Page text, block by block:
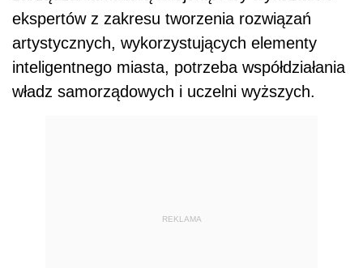
ekspertów z zakresu tworzenia rozwiązań
artystycznych, wykorzystujących elementy
inteligentnego miasta, potrzeba współdziałania
władz samorządowych i uczelni wyższych.
REKLAMA